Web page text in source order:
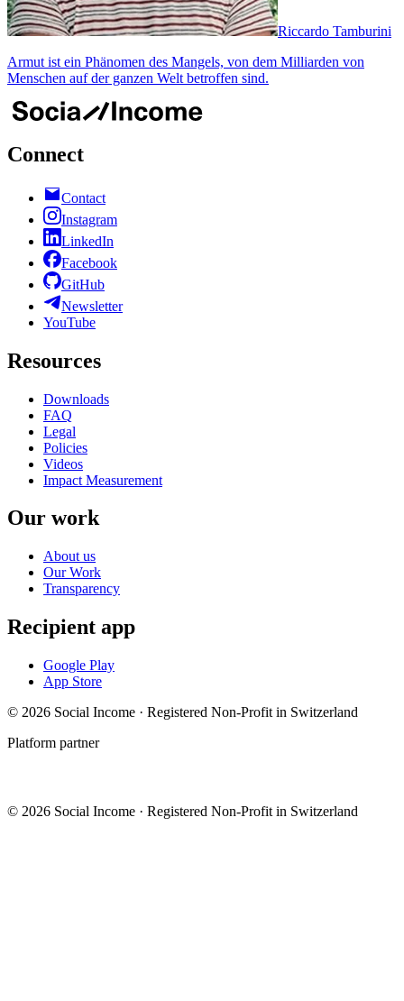
Riccardo Tamburini
Armut ist ein Phänomen des Mangels, von dem Milliarden von
Menschen auf der ganzen Welt betroffen sind.
Connect
Contact
Instagram
LinkedIn
Facebook
GitHub
Newsletter
YouTube
Resources
Downloads
FAQ
Legal
Policies
Videos
Impact Measurement
Our work
About us
Our Work
Transparency
Recipient app
Google Play
App Store
© 2026 Social Income · Registered Non-Profit in Switzerland
Platform partner
© 2026 Social Income · Registered Non-Profit in Switzerland